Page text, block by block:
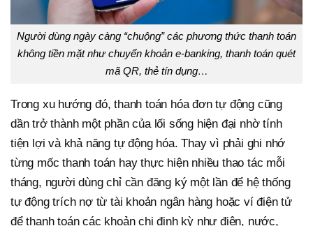
Người dùng ngày càng “chuộng” các phương thức thanh toán
không tiền mặt như chuyển khoản e-banking, thanh toán quét
mã QR, thẻ tín dụng…
Trong xu hướng đó, thanh toán hóa đơn tự động cũng
dần trở thành một phần của lối sống hiện đại nhờ tính
tiện lợi và khả năng tự động hóa. Thay vì phải ghi nhớ
từng mốc thanh toán hay thực hiện nhiều thao tác mỗi
tháng, người dùng chỉ cần đăng ký một lần để hệ thống
tự động trích nợ từ tài khoản ngân hàng hoặc ví điện tử
để thanh toán các khoản chi định kỳ như điện, nước,